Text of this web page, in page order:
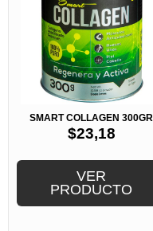
SMART COLLAGEN 300GR
$23,18
VER
PRODUCTO